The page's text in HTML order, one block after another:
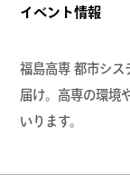
イベント情報
福島高専 都市シ
届け。高専の環境
いります。